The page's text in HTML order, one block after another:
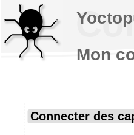
Connecter des
Mon